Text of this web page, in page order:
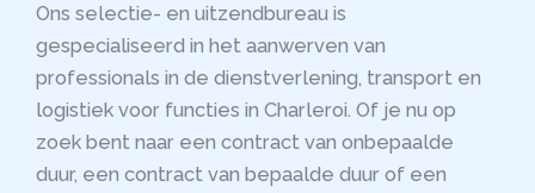
Ons selectie- en uitzendbureau is
gespecialiseerd in het aanwerven van
professionals in de dienstverlening, transport en
logistiek voor functies in Charleroi. Of je nu op
zoek bent naar een contract van onbepaalde
duur, een contract van bepaalde duur of een